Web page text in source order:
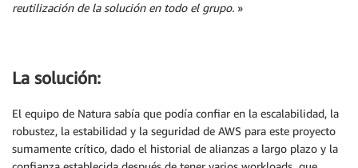
reutilización de la solución en todo el grupo. »
La solución:
El equipo de Natura sabía que podía confiar en la escalabilidad, la
robustez, la estabilidad y la seguridad de AWS para este proyecto
sumamente crítico, dado el historial de alianzas a largo plazo y la